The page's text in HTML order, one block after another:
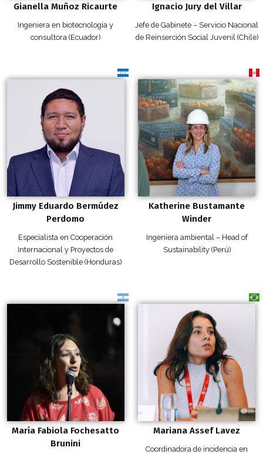
Gianella Muñoz Ricaurte
Ingeniera en biotecnología y
consultora (Ecuador)
Ignacio Jury del Villar
Jefe de Gabinete – Servicio Nacional
de Reinserción Social Juvenil (Chile)
Jimmy Eduardo Bermúdez
Perdomo
Especialista en Cooperación
Internacional y Proyectos de
Desarrollo Sostenible (Honduras)
Katherine Bustamante
Winder
Ingeniera ambiental – Head of
Sustainability (Perú)
María Fabiola Fochesatto
Brunini
Mariana Assef Lavez
Coordinadora de incidencia en